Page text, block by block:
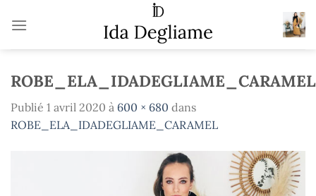
ROBE_ELA_IDADEGLIAME_CARAMEL
Publié 1 avril 2020 à 600 × 680 dans
ROBE_ELA_IDADEGLIAME_CARAMEL